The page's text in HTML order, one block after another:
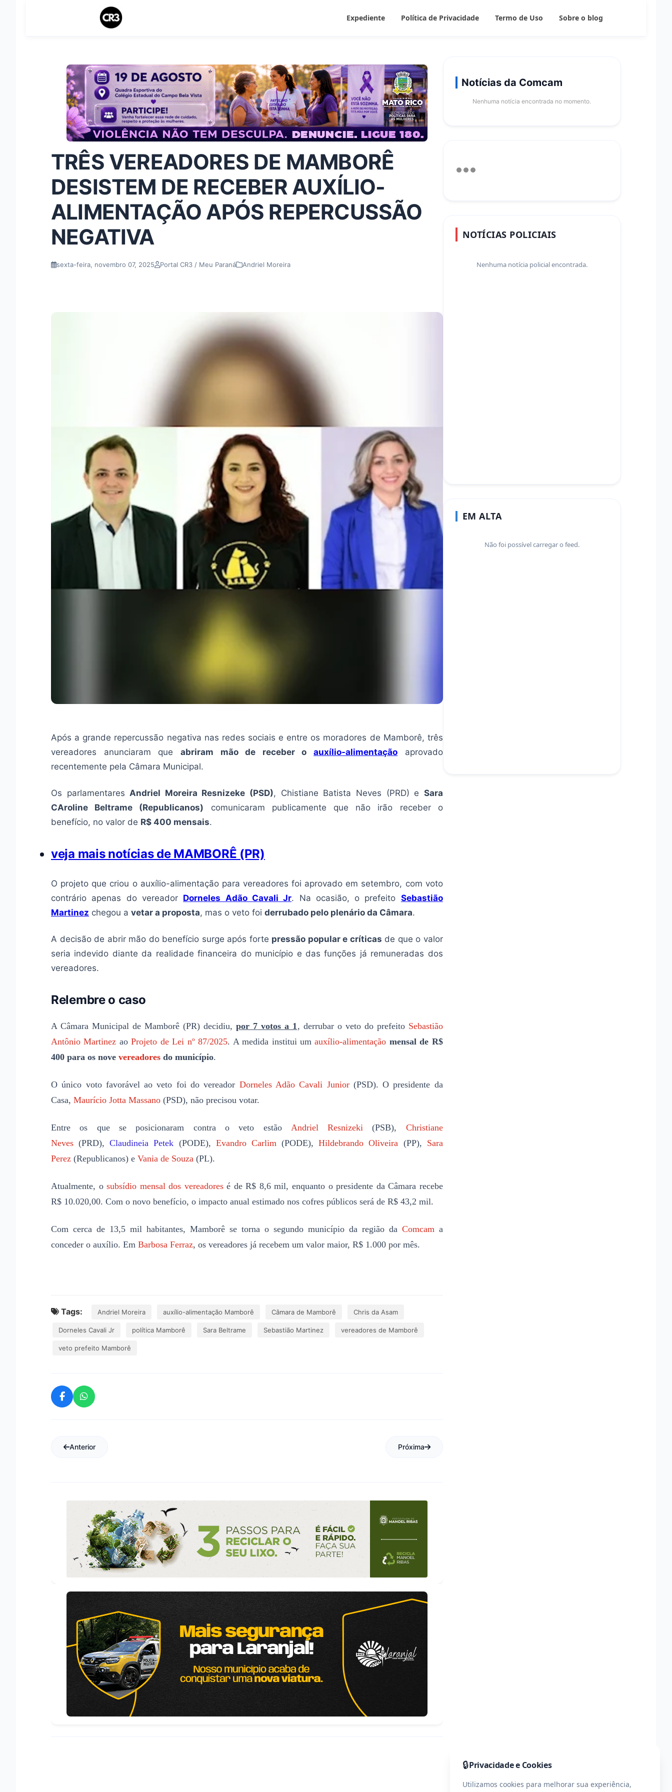
Expediente Política de Privacidade Termo de Uso Sobre o blog
TRÊS VEREADORES DE MAMBORÊ
DESISTEM DE RECEBER AUXÍLIO-
ALIMENTAÇÃO APÓS REPERCUSSÃO
NEGATIVA
sexta-feira, novembro 07, 2025 Portal CR3 / Meu Paraná Andriel Moreira
Após a grande repercussão negativa nas redes sociais e entre os moradores de Mamborê, três
vereadores anunciaram que abriram mão de receber oauxílio-alimentação aprovado
recentemente pela Câmara Municipal.
Os parlamentares Andriel Moreira Resnizeke (PSD), Chistiane Batista Neves (PRD) e Sara
CAroline Beltrame (Republicanos) comunicaram publicamente que não irão receber o
benefício, no valor de R$ 400 mensais.
veja mais notícias de MAMBORÊ (PR)
O projeto que criou o auxílio-alimentação para vereadores foi aprovado em setembro, com voto
contrário apenas do vereador Dorneles Adão Cavali Jr. Na ocasião, o prefeito Sebastião
Martinez chegou a vetar a proposta, mas o veto foi derrubado pelo plenário da Câmara.
A decisão de abrir mão do benefício surge após forte pressão popular e críticas de que o valor
seria indevido diante da realidade financeira do município e das funções já remuneradas dos
vereadores.
Relembre o caso
A Câmara Municipal de Mamborê (PR) decidiu,por 7 votos a 1 , derrubar o veto do prefeito Sebastião
Antônio Martinez aoProjeto de Lei nº 87/2025. A medida institui umauxílio-alimentação mensal de R$
400 para os nove vereadores do município.
O único voto favorável ao veto foi do vereador Dorneles Adão Cavali Junior(PSD). O presidente da
Casa, Maurício Jotta Massano (PSD), não precisou votar.
Entre os que se posicionaram contra o veto estão Andriel Resnizeki (PSB), Christiane
Neves (PRD),Claudineia Petek (PODE), Evandro Carlim (PODE),Hildebrando Oliveira (PP), Sara
Perez (Republicanos) e Vania de Souza (PL).
Atualmente, osubsídio mensal dos vereadoresé de R$ 8,6 mil, enquanto o presidente da Câmara recebe
R$ 10.020,00. Com o novo benefício, o impacto anual estimado nos cofres públicos será de R$ 43,2 mil.
Com cerca de 13,5 mil habitantes, Mamborê se torna o segundo município da região da Comcam a
conceder o auxílio. Em Barbosa Ferraz, os vereadores já recebem um valor maior, R$ 1.000 por mês.
Tags: Andriel Moreira auxílio-alimentação Mamborê Câmara de Mamborê Chris da Asam
Dorneles Cavali Jr política Mamborê Sara Beltrame Sebastião Martinez vereadores de Mamborê
veto prefeito Mamborê
Anterior Próxima
Notícias da Comcam
Nenhuma notícia encontrada no momento.
NOTÍCIAS POLICIAIS
Nenhuma notícia policial encontrada.
EM ALTA
Não foi possível carregar o feed.
🔒Privacidade e Cookies
Utilizamos cookies para melhorar sua experiência,